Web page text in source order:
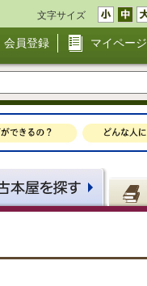
文字サイズ
会員登録 マイページ